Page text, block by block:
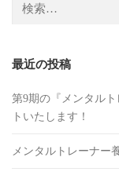
最近の投稿
第9期の『メンタル
トいたします！
メンタルトレーナー